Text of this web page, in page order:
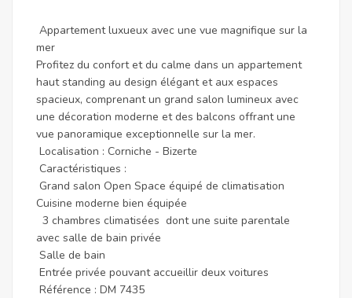
Appartement luxueux avec une vue magnifique sur la
mer
Profitez du confort et du calme dans un appartement
haut standing au design élégant et aux espaces
spacieux, comprenant un grand salon lumineux avec
une décoration moderne et des balcons offrant une
vue panoramique exceptionnelle sur la mer.
Localisation : Corniche - Bizerte
Caractéristiques :
Grand salon Open Space équipé de climatisation
Cuisine moderne bien équipée
3 chambres climatisées dont une suite parentale
avec salle de bain privée
Salle de bain
Entrée privée pouvant accueillir deux voitures
Référence : DM 7435